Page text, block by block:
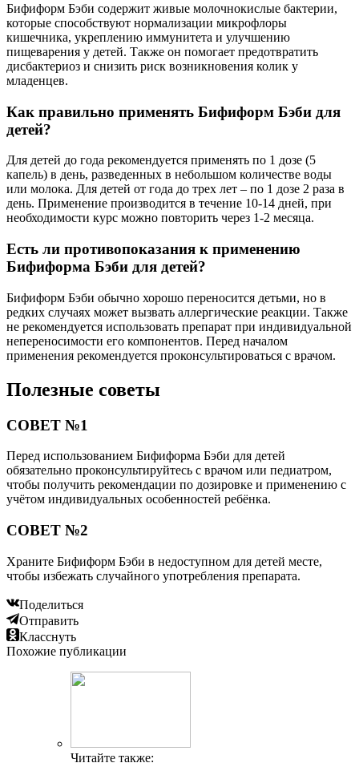
Бифиформ Бэби содержит живые молочнокислые бактерии,
которые способствуют нормализации микрофлоры
кишечника, укреплению иммунитета и улучшению
пищеварения у детей. Также он помогает предотвратить
дисбактериоз и снизить риск возникновения колик у
младенцев.
Как правильно применять Бифиформ Бэби для
детей?
Для детей до года рекомендуется применять по 1 дозе (5
капель) в день, разведенных в небольшом количестве воды
или молока. Для детей от года до трех лет – по 1 дозе 2 раза в
день. Применение производится в течение 10-14 дней, при
необходимости курс можно повторить через 1-2 месяца.
Есть ли противопоказания к применению
Бифиформа Бэби для детей?
Бифиформ Бэби обычно хорошо переносится детьми, но в
редких случаях может вызвать аллергические реакции. Также
не рекомендуется использовать препарат при индивидуальной
непереносимости его компонентов. Перед началом
применения рекомендуется проконсультироваться с врачом.
Полезные советы
СОВЕТ №1
Перед использованием Бифиформа Бэби для детей
обязательно проконсультируйтесь с врачом или педиатром,
чтобы получить рекомендации по дозировке и применению с
учётом индивидуальных особенностей ребёнка.
СОВЕТ №2
Храните Бифиформ Бэби в недоступном для детей месте,
чтобы избежать случайного употребления препарата.
Поделиться
Отправить
Класснуть
Похожие публикации
Читайте также: